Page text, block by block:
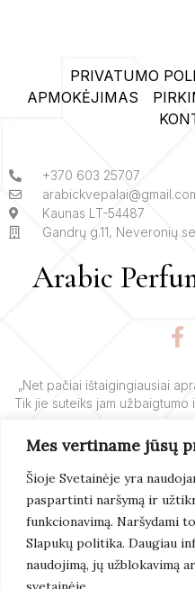
Mes vertiname jūsų
Šioje Svetainėje yra
paspartinti naršymą ir
funkcionavimą. Naršydami
Slapukų politika. Daugiau
naudojimą, jų užblokavimą
PRIVATUMO
APMOKĖJIMAS
+370 603 25707
Kaunas LT-54487
Gandrų g.11, Neveronių
Arabic
F
a
e
b
o
k
-
f
„Net pačiai ištaigingiausiai
Tik jie suteiks jam